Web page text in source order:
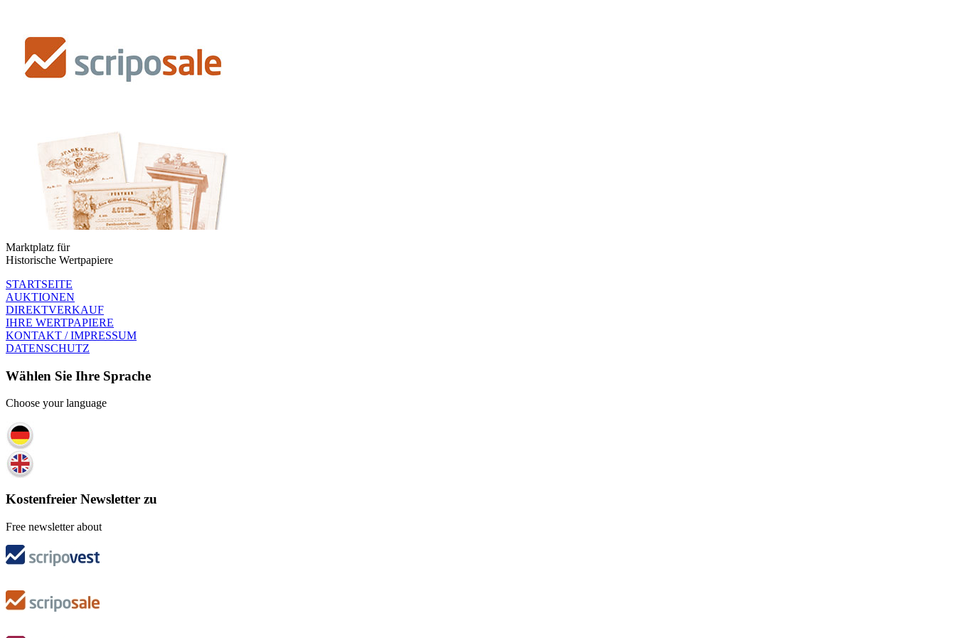
Marktplatz für
Historische Wertpapiere
STARTSEITE
AUKTIONEN
DIREKTVERKAUF
IHRE WERTPAPIERE
KONTAKT / IMPRESSUM
DATENSCHUTZ
Wählen Sie Ihre Sprache
Choose your language
Kostenfreier Newsletter zu
Free newsletter about